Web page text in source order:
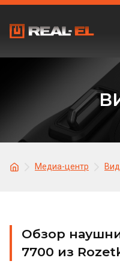
Медиа-центр
Обзор
7700 из